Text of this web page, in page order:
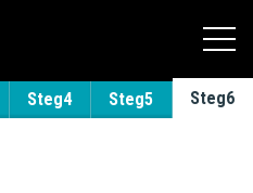
Steg4 Steg5 Steg6